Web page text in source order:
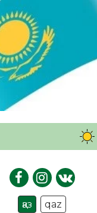
қаз qaz